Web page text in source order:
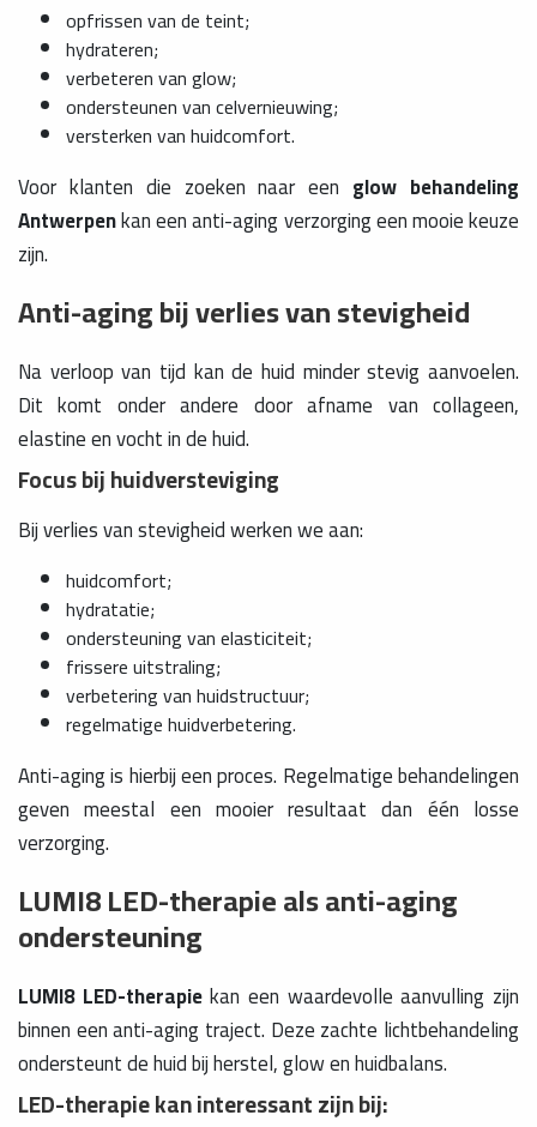
opfrissen van de teint;
hydrateren;
verbeteren van glow;
ondersteunen van celvernieuwing;
versterken van huidcomfort.
Voor klanten die zoeken naar een glow behandeling
Antwerpenkan een anti-aging verzorging een mooie keuze
zijn.
Anti-aging bij verlies van stevigheid
Na verloop van tijd kan de huid minder stevig aanvoelen.
Dit komt onder andere door afname van collageen,
elastine en vocht in de huid.
Focus bij huidversteviging
Bij verlies van stevigheid werken we aan:
huidcomfort;
hydratatie;
ondersteuning van elasticiteit;
frissere uitstraling;
verbetering van huidstructuur;
regelmatige huidverbetering.
Anti-aging is hierbij een proces. Regelmatige behandelingen
geven meestal een mooier resultaat dan één losse
verzorging.
LUMI8 LED-therapie als anti-aging
ondersteuning
LUMI8 LED-therapiekan een waardevolle aanvulling zijn
binnen een anti-aging traject. Deze zachte lichtbehandeling
ondersteunt de huid bij herstel, glow en huidbalans.
LED-therapie kan interessant zijn bij: